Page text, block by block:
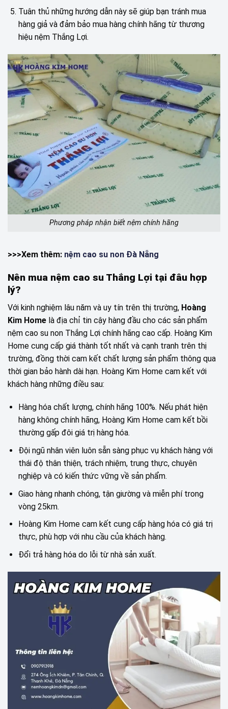
Tuân thủ những hướng dẫn này sẽ giúp bạn tránh mua
hàng giả và đảm bảo mua hàng chính hãng từ thương
hiệu nệm Thắng Lợi.
Phương pháp nhận biết nệm chính hãng
>>>Xem thêm: nệm cao su non Đà Nẵng
Nên mua nệm cao su Thắng Lợi tại đâu hợp
lý?
Với kinh nghiệm lâu năm và uy tín trên thị trường, Hoàng
Kim Home là địa chỉ tin cậy hàng đầu cho các sản phẩm
nệm cao su non Thắng Lợi chính hãng cao cấp. Hoàng Kim
Home cung cấp giá thành tốt nhất và cạnh tranh trên thị
trường, đồng thời cam kết chất lượng sản phẩm thông qua
thời gian bảo hành dài hạn. Hoàng Kim Home cam kết với
khách hàng những điều sau:
Hàng hóa chất lượng, chính hãng 100%. Nếu phát hiện
hàng không chính hãng, Hoàng Kim Home cam kết bồi
thường gấp đôi giá trị hàng hóa.
Đội ngũ nhân viên luôn sẵn sàng phục vụ khách hàng với
thái độ thân thiện, trách nhiệm, trung thực, chuyên
nghiệp và có kiến thức vững về sản phẩm.
Giao hàng nhanh chóng, tận giường và miễn phí trong
vòng 25km.
Hoàng Kim Home cam kết cung cấp hàng hóa có giá trị
thực, phù hợp với nhu cầu của khách hàng.
Đổi trả hàng hóa do lỗi từ nhà sản xuất.